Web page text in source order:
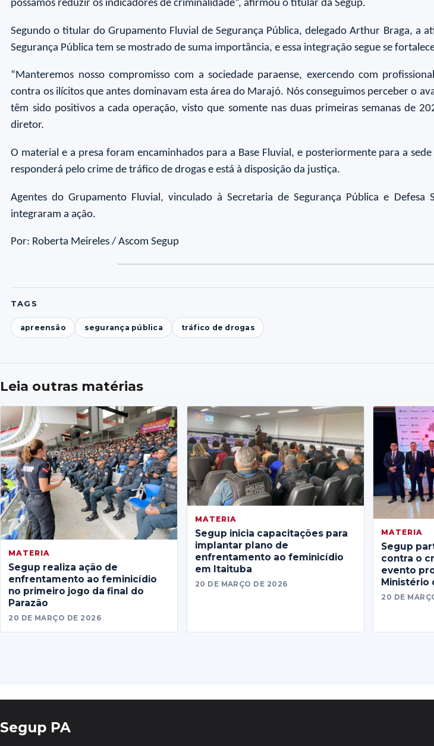
possamos reduzir os indicadores de criminalidade”, afirmou o titular da Segup.
Segundo o titular do Grupamento Fluvial de Segurança Pública, delegado Arthur Braga, a
Segurança Pública tem se mostrado de suma importância, e essa integração segue se
“Manteremos nosso compromisso com a sociedade paraense, exercendo com
contra os ilícitos que antes dominavam esta área do Marajó. Nós conseguimos perceber o
têm sido positivos a cada operação, visto que somente nas duas primeiras semanas de
diretor.
O material e a presa foram encaminhados para a Base Fluvial, e posteriormente para a
responderá pelo crime de tráfico de drogas e está à disposição da justiça.
Agentes do Grupamento Fluvial, vinculado à Secretaria de Segurança Pública e
integraram a ação.
Por: Roberta Meireles / Ascom Segup
TAGS
apreensão segurança pública tráfico de drogas
Leia outras matérias
MATERIA
Segup realiza ação de
enfrentamento ao feminicídio
no primeiro jogo da final do
Parazão
20 DE MARÇO DE 2026
MATERIA
Segup inicia capacitações para
implantar plano de
enfrentamento ao feminicídio
em Itaituba
20 DE MARÇO DE 2026
MATERIA
Segup
contra o
evento
Ministério
20 DE
Segup PA